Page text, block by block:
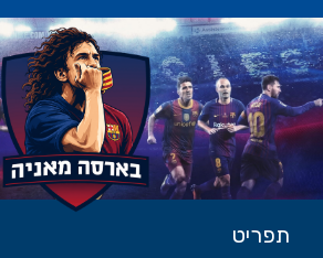
תפריט